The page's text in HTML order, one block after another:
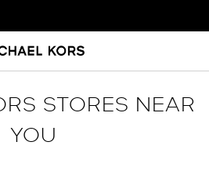
STORES NEAR
YOU